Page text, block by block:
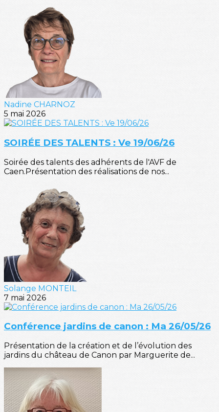
Nadine CHARNOZ
5 mai 2026
SOIRÉE DES TALENTS : Ve 19/06/26
Soirée des talents des adhérents de l'AVF de
Caen.Présentation des réalisations de nos...
Solange MONTEIL
7 mai 2026
Conférence jardins de canon : Ma 26/05/26
Présentation de la création et de l’évolution des
jardins du château de Canon par Marguerite de...